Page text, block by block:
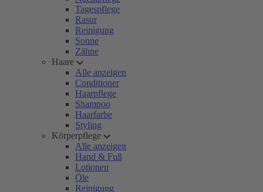
Tagespflege
Rasur
Reinigung
Sonne
Zähne
Haare
Alle anzeigen
Conditioner
Haarpflege
Shampoo
Haarfarbe
Styling
Körperpflege
Alle anzeigen
Hand & Fuß
Lotionen
Öle
Reinigung